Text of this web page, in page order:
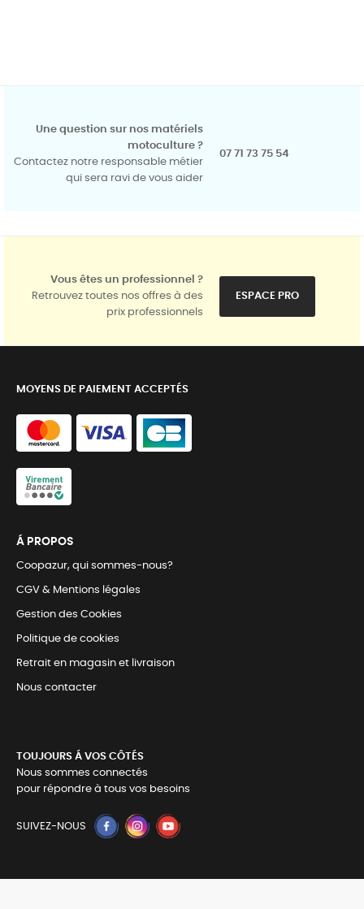
Une question sur nos matériels
motoculture ?
Contactez notre responsable métier
qui sera ravi de vous aider
07 71 73 75 54
Vous êtes un professionnel ?
Retrouvez toutes nos offres à des
prix professionnels
ESPACE PRO
MOYENS DE PAIEMENT ACCEPTÉS
Á PROPOS
Coopazur, qui sommes-nous?
CGV & Mentions légales
Gestion des Cookies
Politique de cookies
Retrait en magasin et livraison
Nous contacter
TOUJOURS Á VOS CÔTÉS
Nous sommes connectés
pour répondre à tous vos besoins
SUIVEZ-NOUS